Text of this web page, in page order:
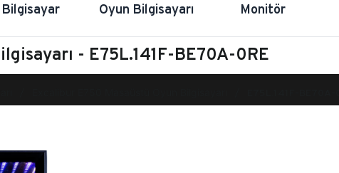
Bilgisayar Oyun Bilgisayarı Monitör
- E75L.141F-BE70A-0RE